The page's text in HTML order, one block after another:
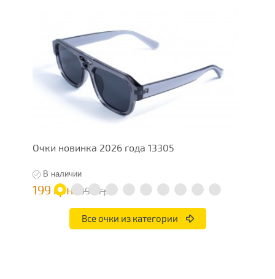
Очки новинка 2026 года 13305
В наличии
199 грн 398 грн
Все очки из категории